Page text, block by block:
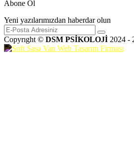
Abone Ol
Yeni yazılarımızdan haberdar olun
Copyrıght © DSM PSİKOLOJİ 2024 -